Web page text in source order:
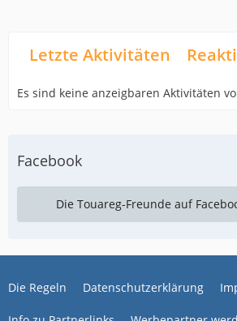
Letzte Aktivitäten
Es sind keine anzeigbaren Aktivitäten
Facebook
Die Touareg-Freunde auf
Die Regeln Datenschutzerklärung